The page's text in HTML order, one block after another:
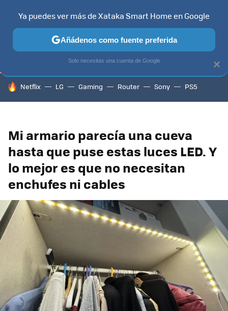
TELEVISORES CONTENIDOS SMART TV SELECCIÓN
HOY SE HABLA DE
Netflix LG Gaming Router Sony PS5
Mi armario parecía una cueva
hasta que puse estas luces LED. Y
lo mejor es que no necesitan
enchufes ni cables
×
Ya puedes ver más de Xataka Smart Home en Google
Añádenos como fuente preferida
Solo necesitas una cuenta de Google